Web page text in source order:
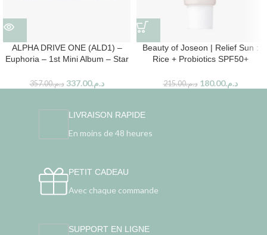
ALPHA DRIVE ONE (ALD1) –
Euphoria – 1st Mini Album – Star
د.م.357.00 د.م.337.00
Beauty of Joseon | Relief Sun :
Rice + Probiotics SPF50+
د.م.215.00 د.م.180.00
LIVRAISON RAPIDE
En moins de 48 heures
PETIT CADEAU
Avec chaque commande
SUPPORT EN LIGNE